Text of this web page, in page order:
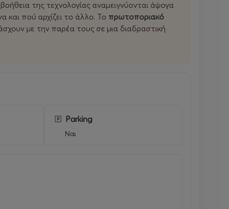
της τεχνολογίας αναμειγνύονται άψογα
και πού αρχίζει το άλλο. Το πρωτοποριακό
με την παρέα τους σε μια διαδραστική
Parking
Ναι